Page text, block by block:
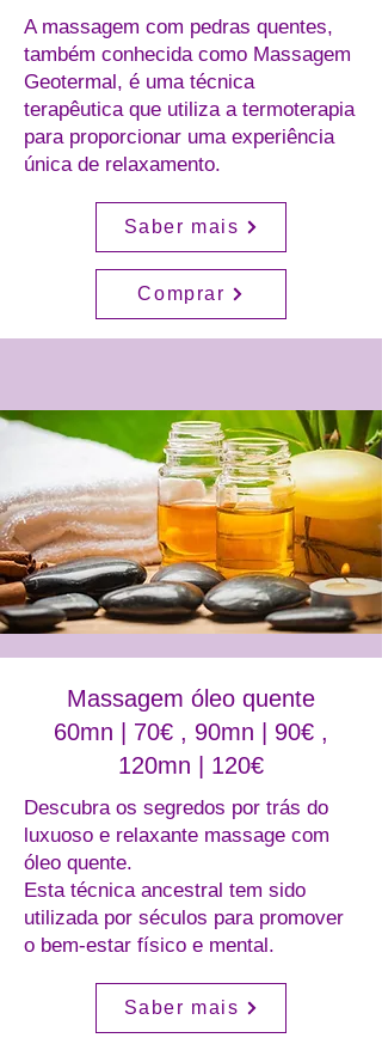
A massagem com pedras quentes,
também conhecida como Massagem
Geotermal, é uma técnica
terapêutica que utiliza a termoterapia
para proporcionar uma experiência
única de relaxamento.
Saber mais
Comprar
Massagem óleo quente
60mn | 70€ , 90mn | 90€ ,
120mn | 120€
Descubra os segredos por trás do
luxuoso e relaxante massage com
óleo quente.
Esta técnica ancestral tem sido
utilizada por séculos para promover
o bem-estar físico e mental.
Saber mais